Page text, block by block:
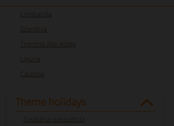
Lombardia
Szardínia
Trentino Alto Adige
Liguria
Calabria
Theme holidays
Toszkánai parasztház